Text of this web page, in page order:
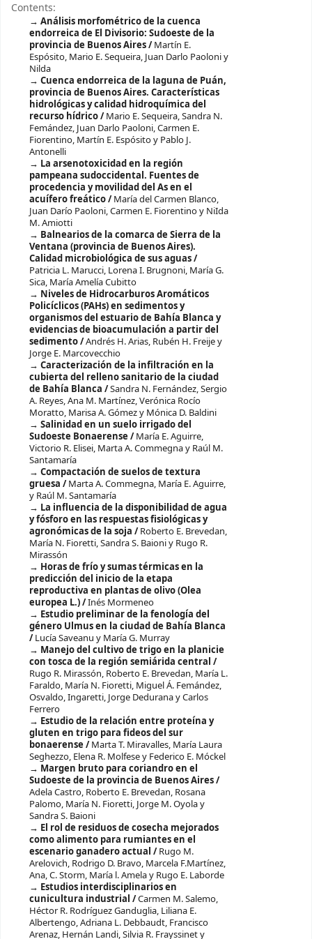
Contents:
Análisis morfométrico de la cuenca
endorreica de El Divisorio: Sudoeste de la
provincia de Buenos Aires /Martín E.
Espósito, Mario E. Sequeira, Juan Darlo Paoloni y
Nilda
Cuenca endorreica de la laguna de Puán,
provincia de Buenos Aires. Características
hidrológicas y calidad hidroquímica del
recurso hídrico /Mario E. Sequeira, Sandra N.
Femández, Juan Darlo Paoloni, Carmen E.
Fiorentino, Martín E. Espósito y Pablo J.
Antonelli
La arsenotoxicidad en la región
pampeana sudoccidental. Fuentes de
procedencia y movilidad del As en el
acuífero freático /María del Carmen Blanco,
Juan Darío Paoloni, Carmen E. Fiorentino y NiIda
M. Amiotti
Balnearios de la comarca de Sierra de la
Ventana (provincia de Buenos Aires).
Calidad microbiológica de sus aguas /
Patricia L. Marucci, Lorena I. Brugnoni, María G.
Sica, María Amelía Cubitto
Niveles de Hidrocarburos Aromáticos
Policíclicos (PAHs) en sedimentos y
organismos del estuario de Bahía Blanca y
evidencias de bioacumulación a partir del
sedimento /Andrés H. Arias, Rubén H. Freije y
Jorge E. Marcovecchio
Caracterización de la infiltración en la
cubierta del relleno sanitario de la ciudad
de Bahía Blanca /Sandra N. Fernández, Sergio
A. Reyes, Ana M. Martínez, Verónica Rocío
Moratto, Marisa A. Gómez y Mónica D. Baldini
Salinidad en un suelo irrigado del
Sudoeste Bonaerense /María E. Aguirre,
Victorio R. Elisei, Marta A. Commegna y Raúl M.
Santamaría
Compactación de suelos de textura
gruesa /Marta A. Commegna, María E. Aguirre,
y Raúl M. Santamaría
La influencia de la disponibilidad de agua
y fósforo en las respuestas fisiológicas y
agronómicas de la soja /Roberto E. Brevedan,
María N. Fioretti, Sandra S. Baioni y Rugo R.
Mirassón
Horas de frío y sumas térmicas en la
predicción del inicio de la etapa
reproductiva en plantas de olivo (Olea
europea L.) /Inés Mormeneo
Estudio preliminar de la fenología del
género Ulmus en la ciudad de Bahía Blanca
/Lucía Saveanu y María G. Murray
Manejo del cultivo de trigo en la planicie
con tosca de la región semiárida central /
Rugo R. Mirassón, Roberto E. Brevedan, María L.
Faraldo, María N. Fioretti, Miguel Á. Femández,
Osvaldo, Ingaretti, Jorge Dedurana y Carlos
Ferrero
Estudio de la relación entre proteína y
gluten en trigo para fideos del sur
bonaerense /Marta T. Miravalles, María Laura
Seghezzo, Elena R. Molfese y Federico E. Móckel
Margen bruto para coriandro en el
Sudoeste de la provincia de Buenos Aires /
Adela Castro, Roberto E. Brevedan, Rosana
Palomo, María N. Fioretti, Jorge M. Oyola y
Sandra S. Baioni
El rol de residuos de cosecha mejorados
como alimento para rumiantes en el
escenario ganadero actual /Rugo M.
Arelovich, Rodrigo D. Bravo, Marcela F.Martínez,
Ana, C. Storm, María l. Amela y Rugo E. Laborde
Estudios interdisciplinarios en
cunicultura industrial /Carmen M. Salemo,
Héctor R. Rodríguez Ganduglia, Liliana E.
Albertengo, Adriana L. Debbaudt, Francisco
Arenaz, Hernán Landi, Silvia R. Frayssinet y